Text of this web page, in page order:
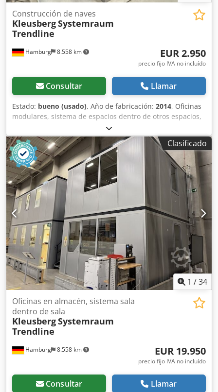
Hamburg 8.558 km
Construcción de naves
KleusbergSystemraum
Trendline
EUR 2.950
precio fijo IVA no incluído
Consultar Llamar
Estado: bueno (usado), Año de fabricación: 2014, Oficinas
modulares, sistema de espacios dentro de otros espacios,
aproximadamente 19 m² – usadas: Precio desde el lugar de
almacenamiento: 2.950 € (neto), desmontadas, embaladas
y listas para su transporte. Posición 10: Fabricante:
Kleusberg Tipo: Sistema de espacio Trendline Año de
fabricación: desconocido, probablemente 2014 Techo
transitable con una carga máxima de 100 kg Ancho de
cada módulo: aproximadamente 1,03 m Longitud:
aproximadamente 5,24 m (5 módulos) Profundidad:
aproximadamente 3,64 m (3 módulos y 1 estrecho) Altura:
aproximadamente 2,96 m 1 puerta Todas las oficinas están
cerradas en tres lados y, por lo tanto, un lado está
adosado a la pared del pabellón. Incluye iluminación, etc.,
en la medida en que esté disponible. Sin suelo. Venta sin
muebles, etc. Estado: bueno Djdpfjzqzw Ajx Acqekr
Disponible: a partir de aproximadamente el cuarto
trimestre de 2026 Ubicación: Hamburgo
Clasificado
1 /34
Hamburg 8.558 km
Oficinas en almacén, sistema sala
dentro de sala
KleusbergSystemraum
Trendline
EUR 19.950
precio fijo IVA no incluído
Consultar Llamar